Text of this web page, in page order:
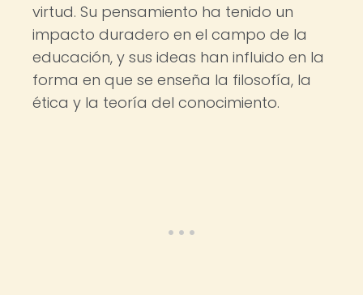
virtud. Su pensamiento ha tenido un
impacto duradero en el campo de la
educación, y sus ideas han influido en la
forma en que se enseña la filosofía, la
ética y la teoría del conocimiento.